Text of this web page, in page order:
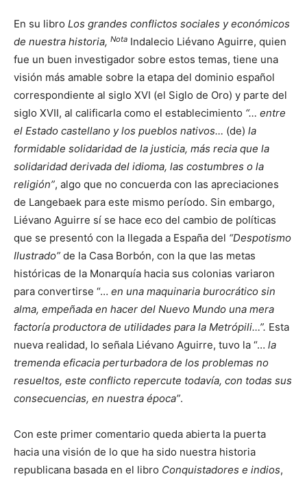
En su libro Los grandes conflictos sociales y económicos
de nuestra historia, Nota Indalecio Liévano Aguirre, quien
fue un buen investigador sobre estos temas, tiene una
visión más amable sobre la etapa del dominio español
correspondiente al siglo XVI (el Siglo de Oro) y parte del
siglo XVII, al calificarla como el establecimiento “… entre
el Estado castellano y los pueblos nativos… (de) la
formidable solidaridad de la justicia, más recia que la
solidaridad derivada del idioma, las costumbres o la
religión”, algo que no concuerda con las apreciaciones
de Langebaek para este mismo período. Sin embargo,
Liévano Aguirre sí se hace eco del cambio de políticas
que se presentó con la llegada a España del “Despotismo
Ilustrado” de la Casa Borbón, con la que las metas
históricas de la Monarquía hacia sus colonias variaron
para convertirse “… en una maquinaria burocrático sin
alma, empeñada en hacer del Nuevo Mundo una mera
factoría productora de utilidades para la Metrópili…”. Esta
nueva realidad, lo señala Liévano Aguirre, tuvo la “… la
tremenda eficacia perturbadora de los problemas no
resueltos, este conflicto repercute todavía, con todas sus
consecuencias, en nuestra época”.
Con este primer comentario queda abierta la puerta
hacia una visión de lo que ha sido nuestra historia
republicana basada en el libro Conquistadores e indios,